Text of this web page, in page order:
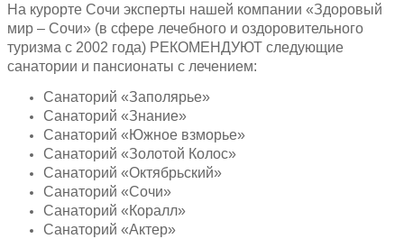
На курорте Сочи эксперты нашей компании «Здоровый
мир – Сочи» (в сфере лечебного и оздоровительного
туризма с 2002 года) РЕКОМЕНДУЮТ следующие
санатории и пансионаты с лечением:
Санаторий «Заполярье»
Санаторий «Знание»
Санаторий «Южное взморье»
Санаторий «Золотой Колос»
Санаторий «Октябрьский»
Санаторий «Сочи»
Санаторий «Коралл»
Санаторий «Актер»